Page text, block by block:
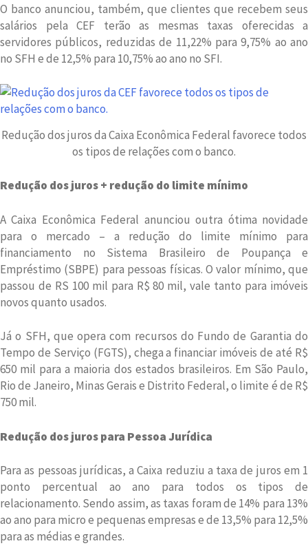
O banco anunciou, também, que clientes que recebem seus
salários pela CEF terão as mesmas taxas oferecidas a
servidores públicos, reduzidas de 11,22% para 9,75% ao ano
no SFH e de 12,5% para 10,75% ao ano no SFI.
Redução dos juros da Caixa Econômica Federal favorece todos
os tipos de relações com o banco.
Redução dos juros + redução do limite mínimo
A Caixa Econômica Federal anunciou outra ótima novidade
para o mercado – a redução do limite mínimo para
financiamento no Sistema Brasileiro de Poupança e
Empréstimo (SBPE) para pessoas físicas. O valor mínimo, que
passou de RS 100 mil para R$ 80 mil, vale tanto para imóveis
novos quanto usados.
Já o SFH, que opera com recursos do Fundo de Garantia do
Tempo de Serviço (FGTS), chega a financiar imóveis de até R$
650 mil para a maioria dos estados brasileiros. Em São Paulo,
Rio de Janeiro, Minas Gerais e Distrito Federal, o limite é de R$
750 mil.
Redução dos juros para Pessoa Jurídica
Para as pessoas jurídicas, a Caixa reduziu a taxa de juros em 1
ponto percentual ao ano para todos os tipos de
relacionamento. Sendo assim, as taxas foram de 14% para 13%
ao ano para micro e pequenas empresas e de 13,5% para 12,5%
para as médias e grandes.